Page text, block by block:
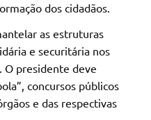
dos cidadãos.
as estruturas
e securitária nos
O presidente deve
concursos públicos
e das respectivas